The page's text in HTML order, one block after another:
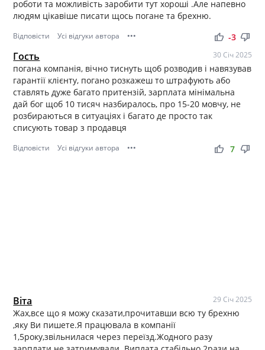
роботи та можливість заробити тут хороші .Але напевно
людям цікавіше писати щось погане та брехню.
Відповісти Усі відгуки автора ••• thumb_up thumb_down
-3
Гость 30 Січ 2025
погана компанія, вічно тиснуть щоб розводив і навязував
гарантії клієнту, погано розкажеш то штрафують або
ставлять дуже багато притензій, зарплата мінімальна
дай бог щоб 10 тисяч назбиралось, про 15-20 мовчу, не
розбираються в ситуаціях і багато де просто так
списують товар з продавця
Відповісти Усі відгуки автора ••• thumb_up thumb_down
7
Віта 29 Січ 2025
Жах,все що я можу сказати,прочитавши всю ту брехню
,яку Ви пишете.Я працювала в компанії
1,5року,звільнилася через переїзд.Жодного разу